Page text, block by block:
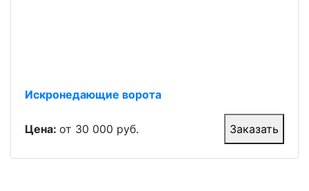
Искронедающие ворота
Цена: от 30 000 руб. Заказать